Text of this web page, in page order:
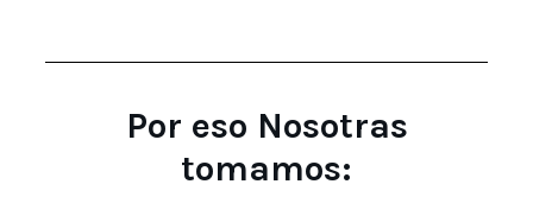
Por eso Nosotras
tomamos: